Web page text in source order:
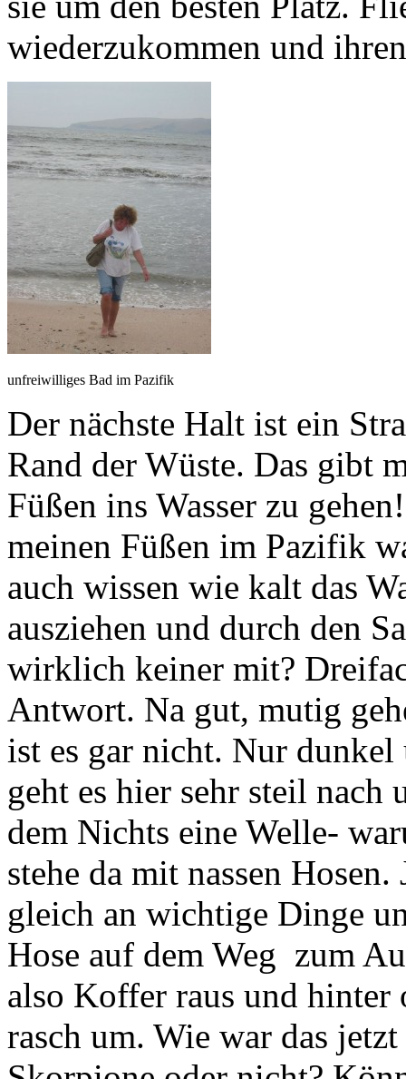
wiederzukommen und
unfreiwilliges Bad im Pazifik
Der nächste Halt ist ein
Rand der Wüste. Das gibt
Füßen ins Wasser zu
meinen Füßen im Pazifik
auch wissen wie kalt das
ausziehen und durch den
wirklich keiner mit?
Antwort. Na gut, mutig
ist es gar nicht. Nur
geht es hier sehr steil
dem Nichts eine Welle-
stehe da mit nassen
gleich an wichtige Dinge
Hose auf dem Weg zum
also Koffer raus und
rasch um. Wie war das